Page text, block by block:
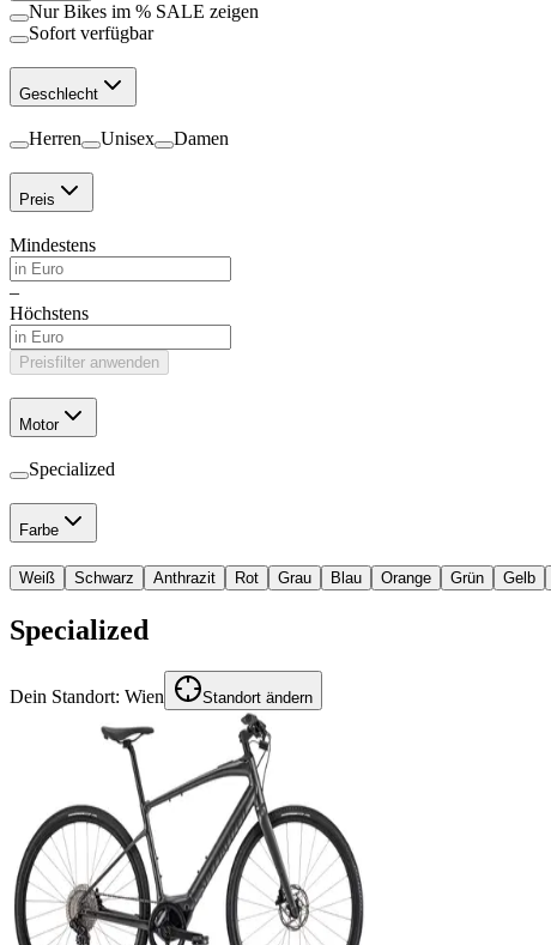
Nur Bikes im % SALE zeigen
Sofort verfügbar
Geschlecht
Herren Unisex Damen
Preis
Mindestens
–
Höchstens
Preisfilter anwenden
Motor
Specialized
Farbe
Weiß Schwarz Anthrazit Rot Grau Blau Orange Grün Gelb
Specialized
Dein Standort: Wien Standort ändern